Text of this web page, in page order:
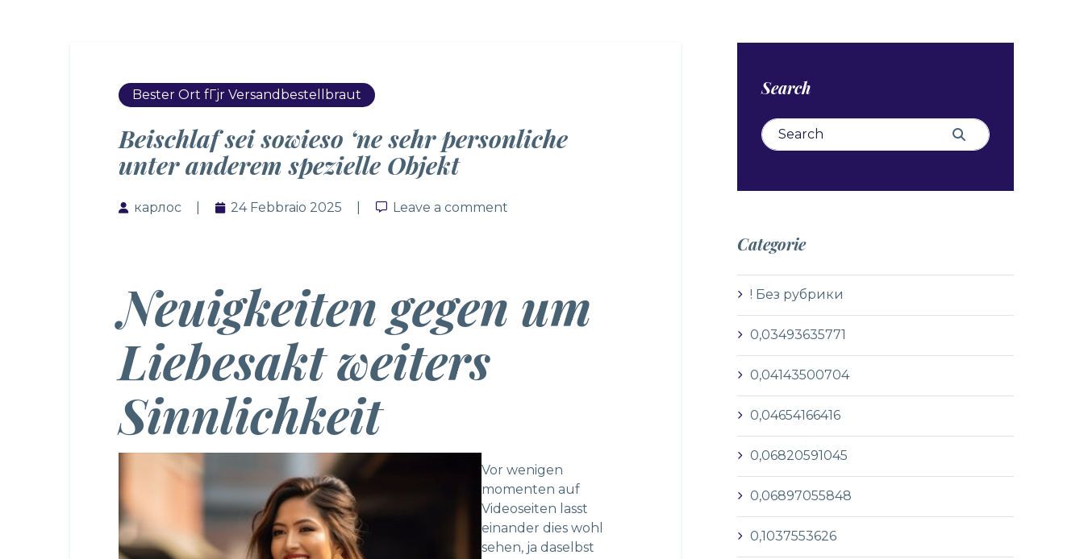
Bester Ort fГјr Versandbestellbraut
Beischlaf sei sowieso ‘ne sehr personliche
unter anderem spezielle Objekt
карлос 24 Febbraio 2025 Leave a comment
Leave a comment
Neuigkeiten gegen um
Liebesakt weiters
Sinnlichkeit
Vor wenigen
momenten auf
Videoseiten lasst
einander dies wohl
sehen, ja daselbst
Search
Search for: Search
Categorie
! Без рубрики
0,03493635771
0,04143500704
0,04654166416
0,06820591045
0,06897055848
0,1037553626